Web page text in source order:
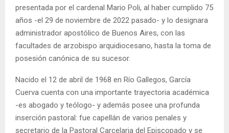
presentada por el cardenal Mario Poli, al haber cumplido 75
años -el 29 de noviembre de 2022 pasado- y lo designara
administrador apostólico de Buenos Aires, con las
facultades de arzobispo arquidiocesano, hasta la toma de
posesión canónica de su sucesor.
Nacido el 12 de abril de 1968 en Río Gallegos, García
Cuerva cuenta con una importante trayectoria académica
-es abogado y teólogo- y además posee una profunda
inserción pastoral: fue capellán de varios penales y
secretario de la Pastoral Carcelaria del Episcopado y se